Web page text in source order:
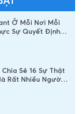
Ở Mỗi Nơi Mỗi
Sự Quyết Định
Răng Implant
Sẻ 16 Sự Thật
Rất Nhiều Người